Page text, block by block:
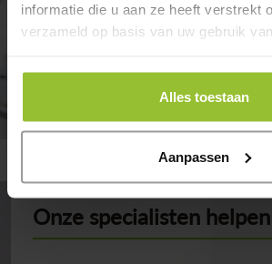
informatie die u aan ze heeft verstrekt
verzameld op basis van uw gebruik
Alles toestaan
Aanpassen
Onze specialisten